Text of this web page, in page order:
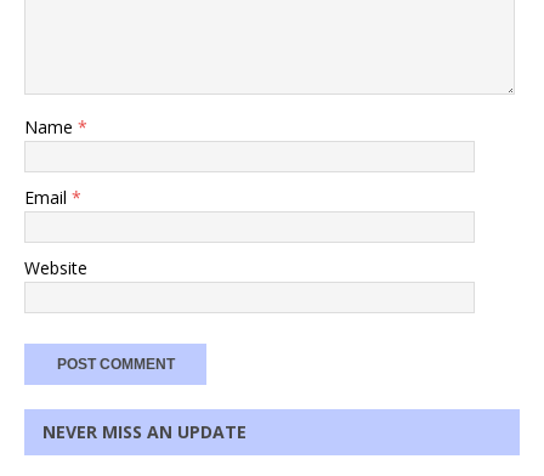
Name *
Email *
Website
NEVER MISS AN UPDATE